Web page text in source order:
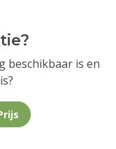
beschikbaar is en